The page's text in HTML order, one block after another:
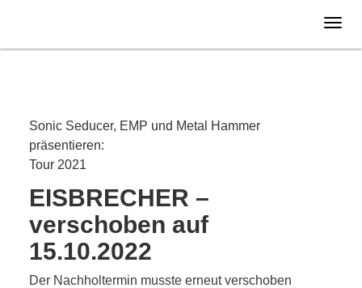
VERLEGT
12.11.
Sonic Seducer, EMP und Metal Hammer
präsentieren:
Tour 2021
EISBRECHER –
verschoben auf
15.10.2022
Der Nachholtermin musste erneut verschoben